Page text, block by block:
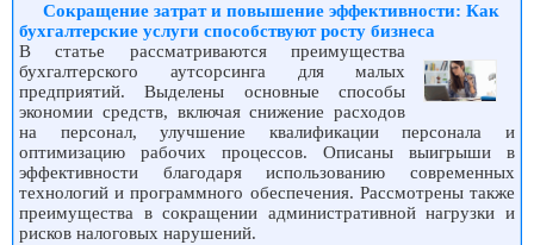
Сокращение затрат и повышение эффективности: Как
бухгалтерские услуги способствуют росту бизнеса
В статье рассматриваются преимущества
бухгалтерского аутсорсинга для малых
предприятий. Выделены основные способы
экономии средств, включая снижение расходов
на персонал, улучшение квалификации персонала и
оптимизацию рабочих процессов. Описаны выигрыши в
эффективности благодаря использованию современных
технологий и программного обеспечения. Рассмотрены также
преимущества в сокращении административной нагрузки и
рисков налоговых нарушений.